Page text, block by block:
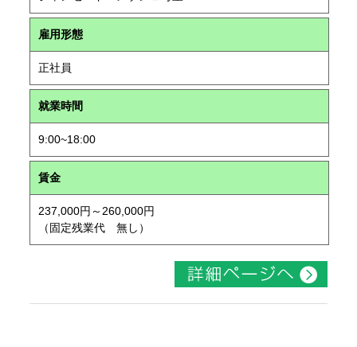
雇用形態
正社員
就業時間
9:00~18:00
賃金
237,000円～260,000円
（固定残業代 無し）